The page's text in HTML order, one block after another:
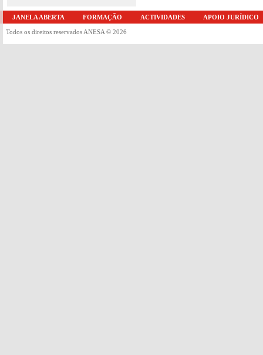
JANELA ABERTA FORMAÇÃO ACTIVIDADES APOIO JURÍDICO
Todos os direitos reservados ANESA © 2026